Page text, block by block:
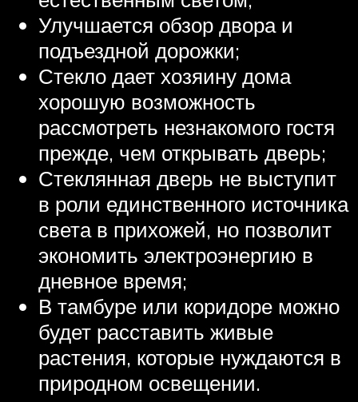
Улучшается обзор двора и
подъездной дорожки;
Стекло дает хозяину дома
хорошую возможность
рассмотреть незнакомого гостя
прежде, чем открывать дверь;
Стеклянная дверь не выступит
в роли единственного источника
света в прихожей, но позволит
экономить электроэнергию в
дневное время;
В тамбуре или коридоре можно
будет расставить живые
растения, которые нуждаются в
природном освещении.